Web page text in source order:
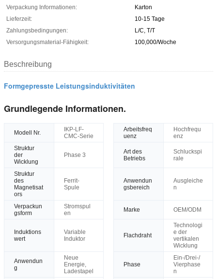
Verpackung Informationen:
Karton
Lieferzeit:
10-15 Tage
Zahlungsbedingungen:
L/C, T/T
Versorgungsmaterial-Fähigkeit:
100,000/Woche
Beschreibung
Formgepresste Leistungsinduktivitäten
Grundlegende Informationen.
Modell Nr.
IKP-LF-
CMC-Serie
Arbeitsfreq
uenz
Hochfrequ
enz
Struktur
der
Wicklung
Phase 3
Art des
Betriebs
Schluckspi
rale
Struktur
des
Magnetisat
ors
Ferrit-
Spule
Anwendun
gsbereich
Ausgleiche
n
Verpackun
gsform
Stromspul
en
Marke OEM/ODM
Induktions
wert
Variable
Induktor
Flachdraht
Technologi
e der
vertikalen
Wicklung
Anwendun
g
Neue
Energie,
Ladestapel
Phase
Ein-/Drei-/
Vierphase
n